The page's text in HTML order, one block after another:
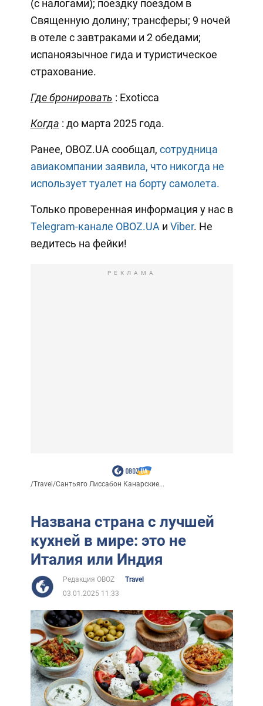
(с налогами); поездку поездом в
Священную долину; трансферы; 9 ночей
в отеле с завтраками и 2 обедами;
испаноязычное гида и туристическое
страхование.
Где бронировать : Exoticca
Когда : до марта 2025 года.
Ранее, OBOZ.UA сообщал, сотрудница
авиакомпании заявила, что никогда не
использует туалет на борту самолета.
Только проверенная информация у нас в
Telegram-канале OBOZ.UA и Viber. Не
ведитесь на фейки!
РЕКЛАМА
/Travel /Сантьяго Лиссабон Канарские...
Названа страна с лучшей
кухней в мире: это не
Италия или Индия
Редакция OBOZ
Travel
03.01.2025 11:33